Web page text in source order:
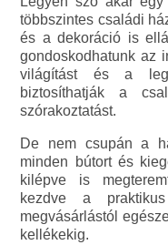
többszintes családi
és a dekoráció is
gondoskodhatunk az
világítást és a
biztosíthatják a
szórakoztatást.
De nem csupán a
minden bútort és
kilépve is
kezdve a
megvásárlástól
kellékekig.